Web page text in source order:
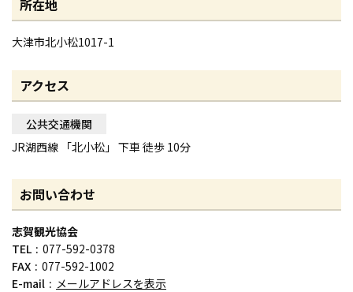
所在地
大津市北小松1017-1
アクセス
公共交通機関
JR湖西線 「北小松」 下車 徒歩 10分
お問い合わせ
志賀観光協会
TEL
077-592-0378
FAX
077-592-1002
E-mail
メールアドレスを表示